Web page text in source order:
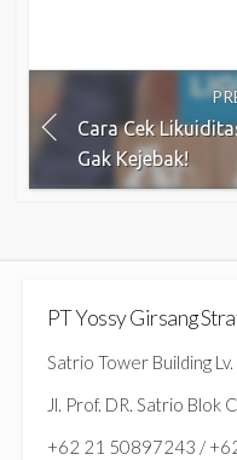
Cara Cek
Gak Kejebak!
PT Yossy Girsang
Satrio Tower Building
Jl. Prof. DR. Satrio Blok
+62 21 50897243 /